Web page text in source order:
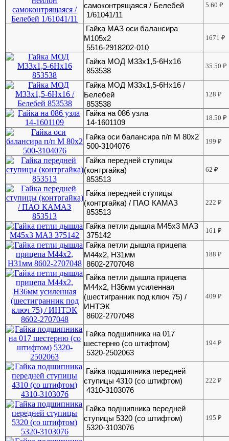
самоконтрящаяся / Белебей
1/61041/11
5.60₽
Гайка МАЗ оси балансира
М105х2
5516-2918202-010
1671₽
Гайка МОД М33х1,5-6Нх16
853538
35.50₽
Гайка МОД М33х1,5-6Нх16 /
Белебей
853538
128₽
Гайка на 086 узла
14-1601109
18.50₽
Гайка оси балансира п/п М 80х2
500-3104076
199₽
Гайка передней ступицы
(контргайка)
853513
62₽
Гайка передней ступицы
(контргайка) / ПАО КАМАЗ
853513
222₽
Гайка петли дышла М45х3 МАЗ
375142
161₽
Гайка петли дышла прицепа
М44х2, H31мм
8602-2707048
188₽
Гайка петли дышла прицепа
М44х2, H36мм усиленная
(шестигранник под ключ 75) /
ИНТЭК
8602-2707048
409₽
Гайка подшипника на 017
шестерню (со штифтом)
5320-2502063
194₽
Гайка подшипника передней
ступицы 4310 (со штифтом)
4310-3103076
222₽
Гайка подшипника передней
ступицы 5320 (со штифтом)
5320-3103076
195₽